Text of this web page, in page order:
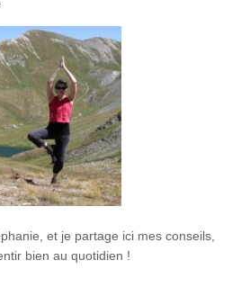
et je partage ici mes conseils,
bien au quotidien !